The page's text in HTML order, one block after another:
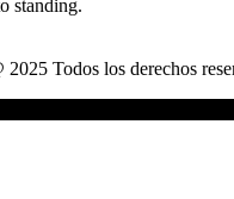
standing.
Todos los derechos